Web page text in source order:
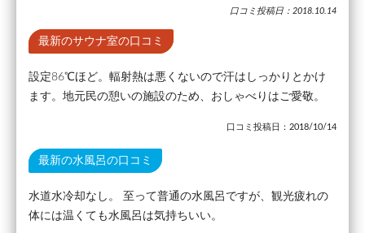
口コミ投稿日：2018.10.14
最新のサウナ室の口コミ
設定86℃ほど。輻射熱は悪くないので汗はしっかりとかけ
ます。地元民の憩いの施設のため、おしゃべりはご愛敬。
口コミ投稿日：2018/10/14
最新の水風呂の口コミ
水道水冷却なし。 至って普通の水風呂ですが、観光疲れの
体には温くても水風呂は気持ちいい。